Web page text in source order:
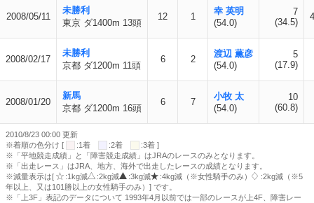
2008/05/11
未勝利
東京 ダ1400m 13頭
12 1
幸 英明
(54.0)
7
(34.5)
2008/02/17
未勝利
京都 ダ1200m 11頭
6 2
渡辺 薫彦
(54.0)
5
(17.9)
2008/01/20
新馬
京都 ダ1200m 16頭
6 7
小牧 太
(54.0)
10
(60.8)
2010/8/23 00:00 更新
※着順の色分け [
:1着 :2着
:3着 ]
※「平地競走成績」と「障害競走成績」はJRAのレースのみとなります。
※「出走レース」はJRA、地方、海外で出走したレースの成績となります。
※減量表示は[
:1kg減 :2kg減 :3kg減 :4kg減（※女性騎手のみ）
:2kg減（※5
年以上、又は101勝以上の女性騎手のみ）] です。
※「上3F」表記のデータについて 1993年4月以前では一部のレースが上4F、障害レー